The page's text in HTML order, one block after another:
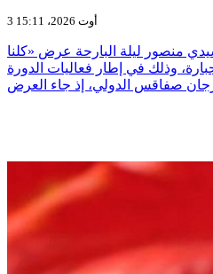
3 أوت 2026، 15:11
منصور ليلة البارحة عرض «كلنا
وذلك في إطار فعاليات الدورة